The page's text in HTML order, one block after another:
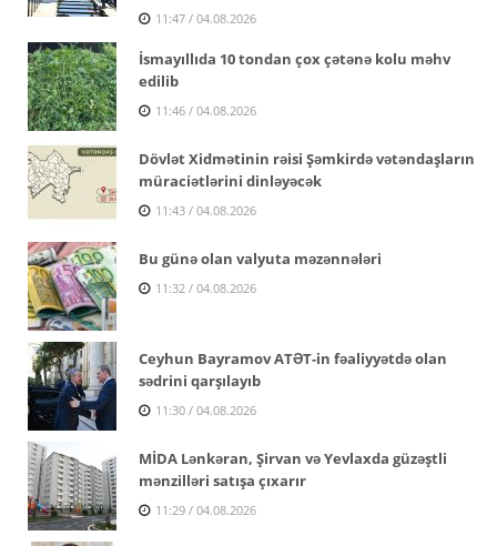
11:47 / 04.08.2026
İsmayıllıda 10 tondan çox çətənə kolu məhv
edilib
11:46 / 04.08.2026
Dövlət Xidmətinin rəisi Şəmkirdə vətəndaşların
müraciətlərini dinləyəcək
11:43 / 04.08.2026
Bu günə olan valyuta məzənnələri
11:32 / 04.08.2026
Ceyhun Bayramov ATƏT-in fəaliyyətdə olan
sədrini qarşılayıb
11:30 / 04.08.2026
MİDA Lənkəran, Şirvan və Yevlaxda güzəştli
mənzilləri satışa çıxarır
11:29 / 04.08.2026